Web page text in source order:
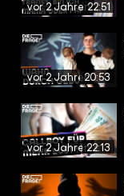
vor 2 Jahren22:51
vor 2 Jahren20:53
vor 2 Jahren22:13